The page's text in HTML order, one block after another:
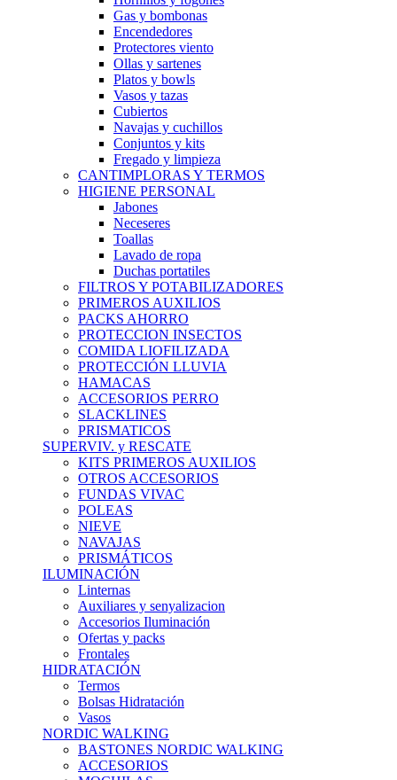
Gas y bombonas
Encendedores
Protectores viento
Ollas y sartenes
Platos y bowls
Vasos y tazas
Cubiertos
Navajas y cuchillos
Conjuntos y kits
Fregado y limpieza
CANTIMPLORAS Y TERMOS
HIGIENE PERSONAL
Jabones
Neceseres
Toallas
Lavado de ropa
Duchas portatiles
FILTROS Y POTABILIZADORES
PRIMEROS AUXILIOS
PACKS AHORRO
PROTECCION INSECTOS
COMIDA LIOFILIZADA
PROTECCIÓN LLUVIA
HAMACAS
ACCESORIOS PERRO
SLACKLINES
PRISMATICOS
SUPERVIV. y RESCATE
KITS PRIMEROS AUXILIOS
OTROS ACCESORIOS
FUNDAS VIVAC
POLEAS
NIEVE
NAVAJAS
PRISMÁTICOS
ILUMINACIÓN
Linternas
Auxiliares y senyalizacion
Accesorios Iluminación
Ofertas y packs
Frontales
HIDRATACIÓN
Termos
Bolsas Hidratación
Vasos
NORDIC WALKING
BASTONES NORDIC WALKING
ACCESORIOS